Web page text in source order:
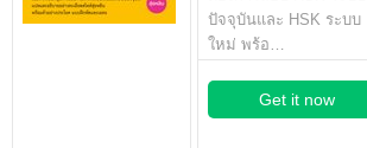
ปัจจุบันและ HSK ระบบ
ใหม่ พร้อ…
Get it now